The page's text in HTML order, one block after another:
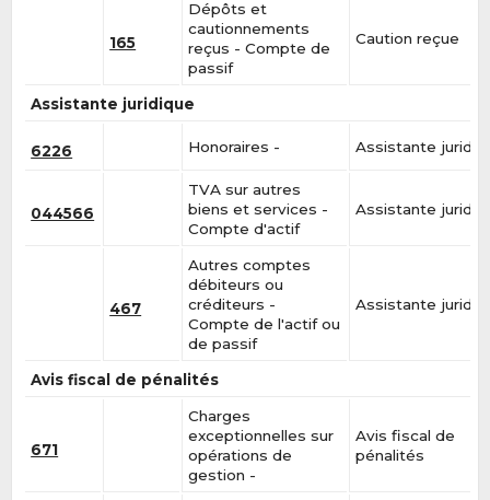
165
Dépôts et
cautionnements
reçus - Compte de
passif
Caution reçue
Assistante juridique
6226 Honoraires - Assistante
044566
TVA sur autres
biens et services -
Compte d'actif
Assistante
467
Autres comptes
débiteurs ou
créditeurs -
Compte de l'actif ou
de passif
Assistante
Avis fiscal de pénalités
671
Charges
exceptionnelles sur
opérations de
gestion -
Avis fiscal de
pénalités